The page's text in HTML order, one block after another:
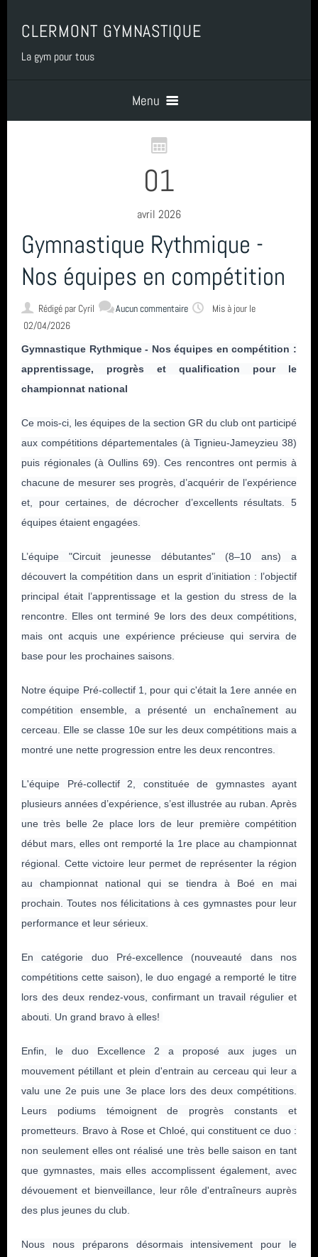
CLERMONT GYMNASTIQUE
La gym pour tous
Menu
Accueil
BENEVOLAT
COTISATIONS
CONTACT & LIENS UTILES
Compétition (7)
Infos générales (24)
GRS (1)
Derniers articles
FINALE NATIONALE UFOLEP 2026
Gymnastique Rythmique - Nos équipes en compétition
Mots clés
GRS
vidéo
Archives
juin 2026 (2)
avril 2026 (1)
août 2025 (1)
année 2024 (4)
année 2023 (3)
année 2020 (14)
année 2018 (5)
année 2017 (5)
total (52)
Fil des articles
01
avril 2026
Gymnastique Rythmique -
Nos équipes en compétition
Rédigé par Cyril Aucun commentaire
Mis à jour le
02/04/2026
Gymnastique Rythmique - Nos équipes en compétition :
apprentissage, progrès et qualification pour le
championnat national
Ce mois-ci, les équipes de la section GR du club ont participé
aux compétitions départementales (à Tignieu-Jameyzieu 38)
puis régionales (à Oullins 69). Ces rencontres ont permis à
chacune de mesurer ses progrès, d’acquérir de l’expérience
et, pour certaines, de décrocher d’excellents résultats. 5
équipes étaient engagées.
L’équipe "Circuit jeunesse débutantes" (8–10 ans) a
découvert la compétition dans un esprit d’initiation : l’objectif
principal était l’apprentissage et la gestion du stress de la
rencontre. Elles ont terminé 9e lors des deux compétitions,
mais ont acquis une expérience précieuse qui servira de
base pour les prochaines saisons.
Notre équipe Pré‑collectif 1, pour qui c'était la 1ere année en
compétition ensemble, a présenté un enchaînement au
cerceau. Elle se classe 10e sur les deux compétitions mais a
montré une nette progression entre les deux rencontres.
L'équipe Pré‑collectif 2, constituée de gymnastes ayant
plusieurs années d’expérience, s’est illustrée au ruban. Après
une très belle 2e place lors de leur première compétition
début mars, elles ont remporté la 1re place au championnat
régional. Cette victoire leur permet de représenter la région
au championnat national qui se tiendra à Boé en mai
prochain. Toutes nos félicitations à ces gymnastes pour leur
performance et leur sérieux.
En catégorie duo Pré‑excellence (nouveauté dans nos
compétitions cette saison), le duo engagé a remporté le titre
lors des deux rendez‑vous, confirmant un travail régulier et
abouti. Un grand bravo à elles!
Enfin, le duo Excellence 2 a proposé aux juges un
mouvement pétillant et plein d'entrain au cerceau qui leur a
valu une 2e puis une 3e place lors des deux compétitions.
Leurs podiums témoignent de progrès constants et
prometteurs. Bravo à Rose et Chloé, qui constituent ce duo :
non seulement elles ont réalisé une très belle saison en tant
que gymnastes, mais elles accomplissent également, avec
dévouement et bienveillance, leur rôle d'entraîneurs auprès
des plus jeunes du club.
Nous nous préparons désormais intensivement pour le